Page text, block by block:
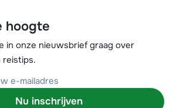
hoogte
in onze nieuwsbrief graag over
reistips.
Nu inschrijven